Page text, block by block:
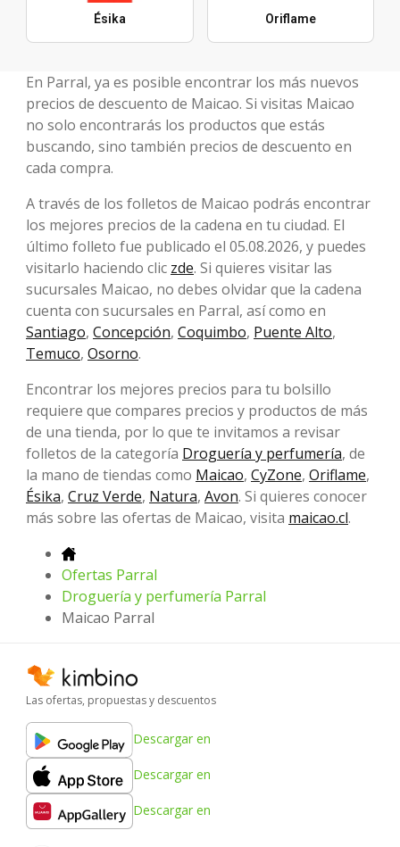
Ésika Oriflame
En Parral, ya es posible encontrar los más nuevos
precios de descuento de Maicao. Si visitas Maicao
no solo encontrarás los productos que estás
buscando, sino también precios de descuento en
cada compra.
A través de los folletos de Maicao podrás encontrar
los mejores precios de la cadena en tu ciudad. El
último folleto fue publicado el 05.08.2026, y puedes
visitarlo haciendo clic zde. Si quieres visitar las
sucursales Maicao, no debes olvidar que la cadena
cuenta con sucursales en Parral, así como en
Santiago, Concepción, Coquimbo, Puente Alto,
Temuco, Osorno.
Encontrar los mejores precios para tu bolsillo
requiere que compares precios y productos de más
de una tienda, por lo que te invitamos a revisar
folletos de la categoría Droguería y perfumería, de
la mano de tiendas como Maicao, CyZone, Oriflame,
Ésika, Cruz Verde, Natura, Avon. Si quieres conocer
más sobre las ofertas de Maicao, visita maicao.cl.
Ofertas Parral
Droguería y perfumería Parral
Maicao Parral
Las ofertas, propuestas y descuentos
Descargar en
Descargar en
Descargar en